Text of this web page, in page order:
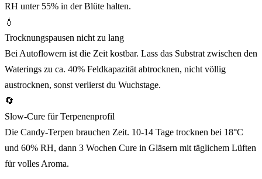
RH unter 55% in der Blüte halten.
💧
Trocknungspausen nicht zu lang
Bei Autoflowern ist die Zeit kostbar. Lass das Substrat zwischen den
Waterings zu ca. 40% Feldkapazität abtrocknen, nicht völlig
austrocknen, sonst verlierst du Wuchstage.
🔄
Slow-Cure für Terpenenprofil
Die Candy-Terpen brauchen Zeit. 10-14 Tage trocknen bei 18°C
und 60% RH, dann 3 Wochen Cure in Gläsern mit täglichem Lüften
für volles Aroma.